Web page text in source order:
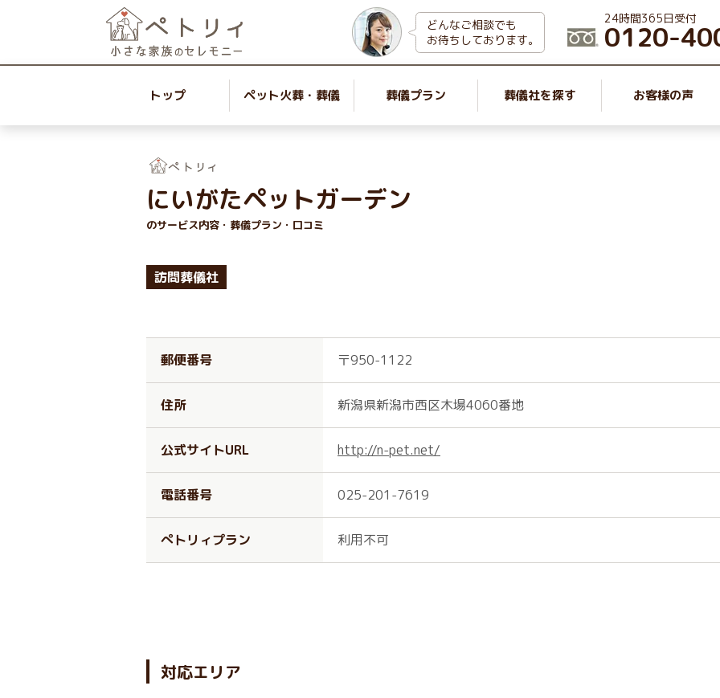
どんなご相談でも
お待ちしております。
24時間365日受付
0120-
トップ ペット火葬・葬儀 葬儀プラン 葬儀社を探す お客様の声
にいがたペットガーデン
のサービス内容・葬儀プラン・口コミ
訪問葬儀社
郵便番号 〒950-1122
住所 新潟県新潟市西区木場4060番地
公式サイトURL http://n-pet.net/
電話番号 025-201-7619
ぺトリィプラン 利用不可
対応エリア